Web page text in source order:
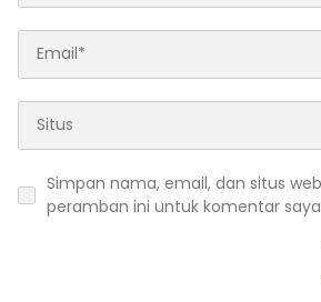
Simpan nama, email, dan situs
peramban ini untuk komentar